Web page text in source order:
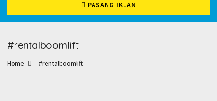
PASANG IKLAN
#rentalboomlift
Home #rentalboomlift